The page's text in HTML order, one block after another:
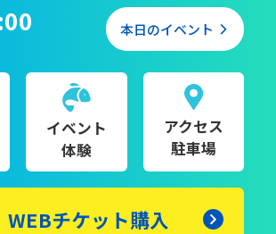
本日のイベント
イベント
体験
アクセス
駐車場
WEBチケット購入